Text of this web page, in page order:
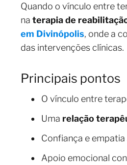
Quando o vínculo entre
na terapia de
em Divinópolis, onde a
das intervenções clínicas.
Principais pontos
O vínculo entre
Uma relação
Confiança e
Apoio emocional